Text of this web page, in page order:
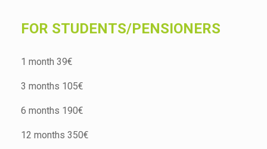
FOR STUDENTS/PENSIONERS
1 month 39€
3 months 105€
6 months 190€
12 months 350€